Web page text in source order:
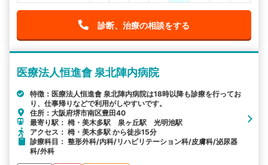
診断、治療の相談をする
医療法人恒進會 泉北陣内病院
特徴：医療法人恒進會 泉北陣内病院は18時以降も診療を行ってお
り、仕事帰りなどで利用がしやすいです。
住所：大阪府堺市南区豊田40
最寄り駅： 栂・美木多駅 泉ヶ丘駅 光明池駅
アクセス： 栂・美木多駅 から徒歩15分
診療科目： 整形外科/内科/リハビリテーション科/皮膚科/泌尿器
科/外科